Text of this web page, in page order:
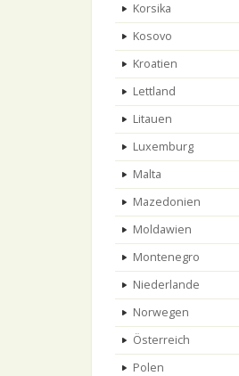
Korsika
Kosovo
Kroatien
Lettland
Litauen
Luxemburg
Malta
Mazedonien
Moldawien
Montenegro
Niederlande
Norwegen
Österreich
Polen